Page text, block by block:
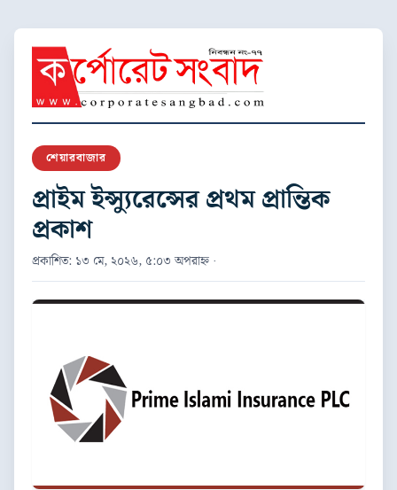
শেয়ারবাজার
প্রাইম ইন্স্যুরেন্সের প্রথম প্রান্তিক
প্রকাশ
প্রকাশিত: ১৩ মে, ২০২৬, ৫:০৩ অপরাহ্ন ·